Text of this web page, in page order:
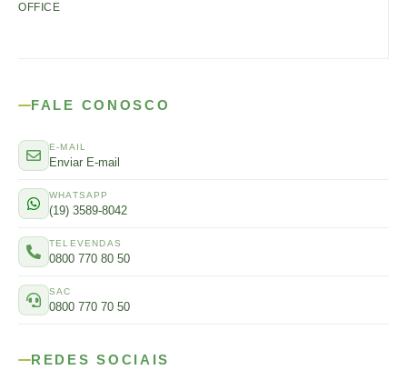
OFFICE
FALE CONOSCO
E-MAIL
Enviar E-mail
WHATSAPP
(19) 3589-8042
TELEVENDAS
0800 770 80 50
SAC
0800 770 70 50
REDES SOCIAIS